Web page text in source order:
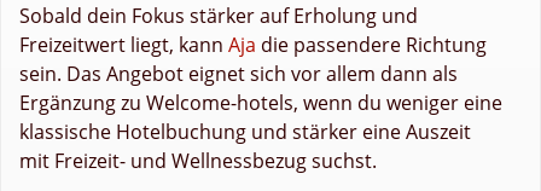
Sobald dein Fokus stärker auf Erholung und
Freizeitwert liegt, kann Aja die passendere Richtung
sein. Das Angebot eignet sich vor allem dann als
Ergänzung zu Welcome-hotels, wenn du weniger eine
klassische Hotelbuchung und stärker eine Auszeit
mit Freizeit- und Wellnessbezug suchst.